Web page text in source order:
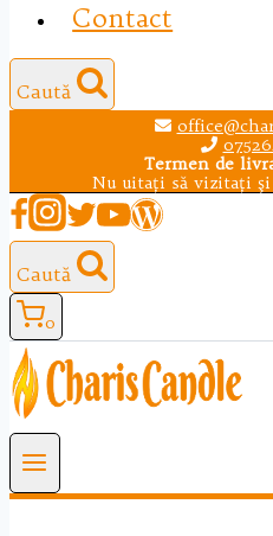
Contact
Caută
Termen de
Nu uitaţi să vizitaţi şi
Caută
0